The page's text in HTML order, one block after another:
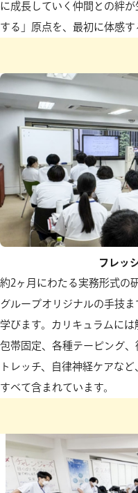
に成長していく仲間との絆
する」原点を、最初に体感す
フレッ
約2ヶ月にわたる実務形式の
グループオリジナルの手技
学びます。カリキュラムには
包帯固定、各種テーピング
トレッチ、自律神経ケアな
すべて含まれています。